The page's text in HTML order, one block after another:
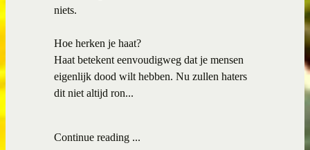
niets.
Hoe herken je haat?
Haat betekent eenvoudigweg dat je mensen
eigenlijk dood wilt hebben. Nu zullen haters
dit niet altijd ron...
Continue reading ...